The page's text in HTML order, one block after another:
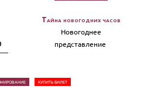
Тайна новогодних часов
Новогоднее
представление
КУПИТЬ БИЛЕТ